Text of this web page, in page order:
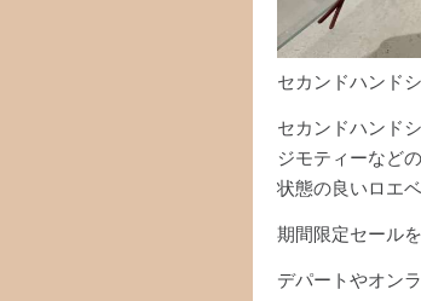
セカンドハンド
セカンドハンド
ジモティーなど
状態の良いロエ
期間限定セール
デパートやオン